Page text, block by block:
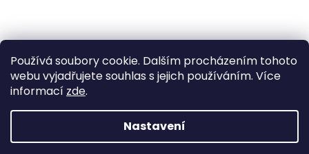
Používá soubory cookie. Dalším procházením tohoto
webu vyjadřujete souhlas s jejich používáním. Více
informací zde.
Nastavení
Vytvořil Shoptet